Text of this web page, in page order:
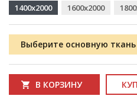
1400x2000 1600x2000
Выберите основную ткань
В КОРЗИНУ